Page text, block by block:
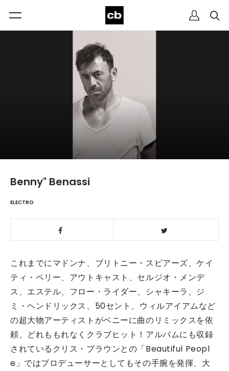
Benny" Benassi
ELECTRO
これまでにマドンナ、ブリトニー・スピアーズ、ケイ
ティ・ペリー、アウトキャスト、セルジオ・メンデ
ス、エステル、フロー・ライダー、シャキーラ、ジ
ミ・ヘンドリックス、50セント、ウィルアイアムなど
の超大物アーティストがベニーに曲のリミックスを依
頼、どれももれなくクラブヒット！アルバムにも収録
されているクリス・ブラウンとの「Beautiful Peopl
e」ではプロデューサーとしてもその手腕を発揮、大